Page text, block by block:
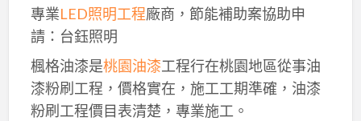
專業LED照明工程廠商，節能補助案協助申
請：台鈺照明
楓格油漆是桃園油漆工程行在桃園地區從事油
漆粉刷工程，價格實在，施工工期準確，油漆
粉刷工程價目表清楚，專業施工。